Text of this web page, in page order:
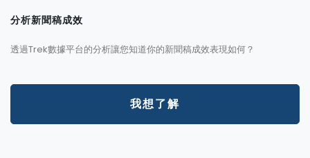
分析新聞稿成效
透過Trek數據平台的分析讓您知道你的新聞稿成效表現如何？
我想了解